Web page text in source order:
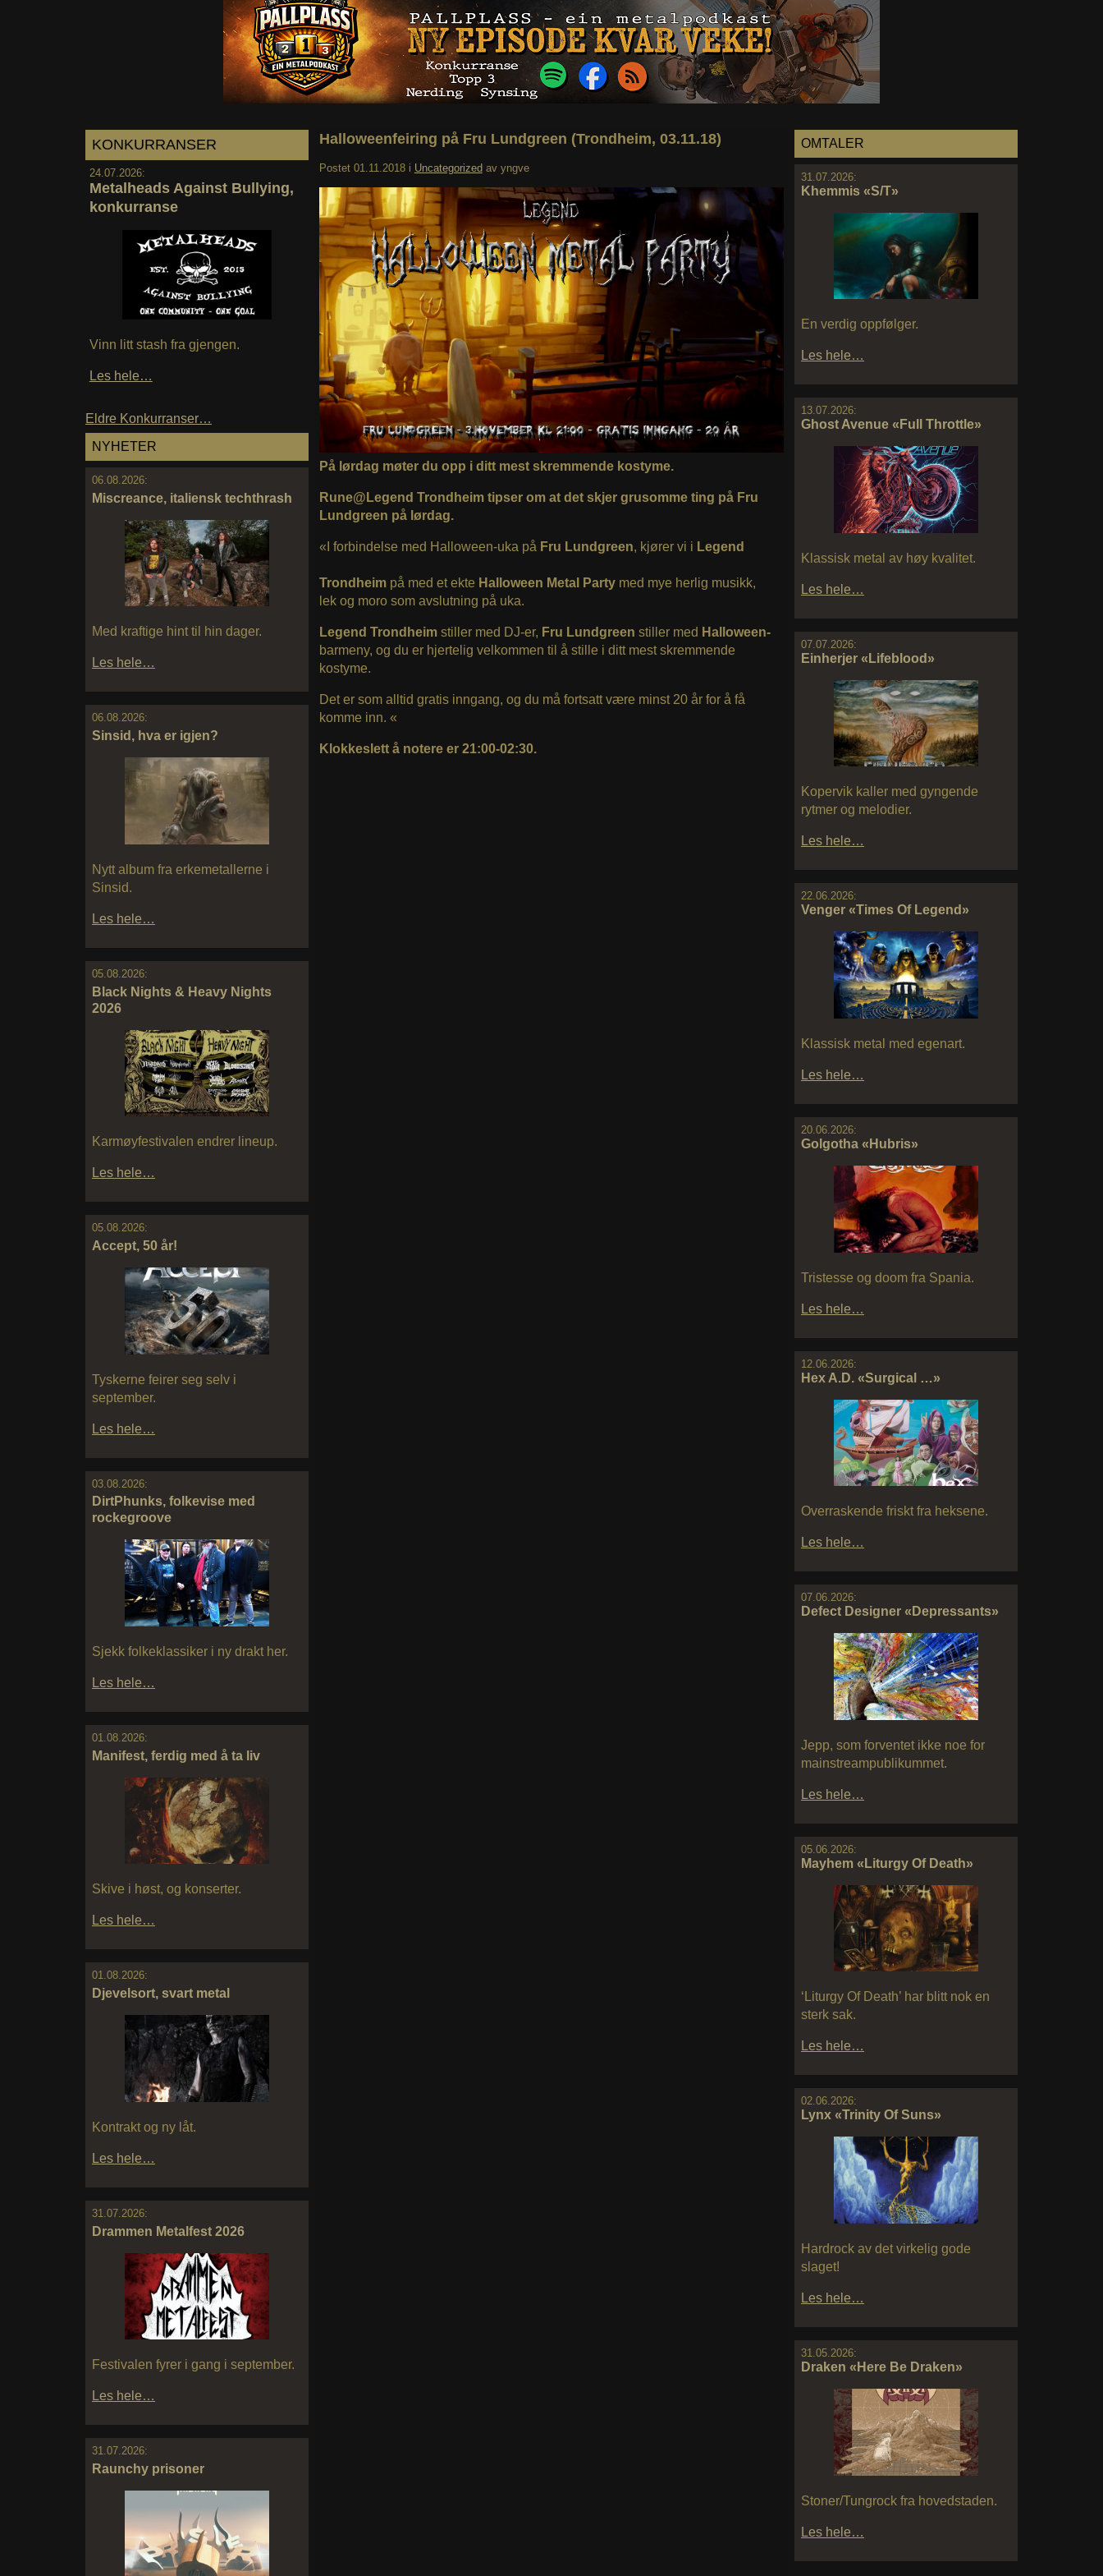
KONKURRANSER
24.07.2026:
Metalheads Against Bullying,
konkurranse
Vinn litt stash fra gjengen.
Les hele…
Eldre Konkurranser…
NYHETER
06.08.2026:
Miscreance, italiensk techthrash
Med kraftige hint til hin dager.
Les hele…
06.08.2026:
Sinsid, hva er igjen?
Nytt album fra erkemetallerne i
Sinsid.
Les hele…
05.08.2026:
Black Nights & Heavy Nights
2026
Karmøyfestivalen endrer lineup.
Les hele…
05.08.2026:
Accept, 50 år!
Tyskerne feirer seg selv i
september.
Les hele…
03.08.2026:
DirtPhunks, folkevise med
rockegroove
Sjekk folkeklassiker i ny drakt her.
Les hele…
01.08.2026:
Manifest, ferdig med å ta liv
Skive i høst, og konserter.
Les hele…
01.08.2026:
Djevelsort, svart metal
Kontrakt og ny låt.
Les hele…
31.07.2026:
Drammen Metalfest 2026
Festivalen fyrer i gang i september.
Les hele…
31.07.2026:
Raunchy prisoner
OMTALER
31.07.2026:
Khemmis «S/T»
En verdig oppfølger.
Les hele…
13.07.2026:
Ghost Avenue «Full Throttle»
Klassisk metal av høy kvalitet.
Les hele…
07.07.2026:
Einherjer «Lifeblood»
Kopervik kaller med gyngende
rytmer og melodier.
Les hele…
22.06.2026:
Venger «Times Of Legend»
Klassisk metal med egenart.
Les hele…
20.06.2026:
Golgotha «Hubris»
Tristesse og doom fra Spania.
Les hele…
12.06.2026:
Hex A.D. «Surgical …»
Overraskende friskt fra heksene.
Les hele…
07.06.2026:
Defect Designer «Depressants»
Jepp, som forventet ikke noe for
mainstreampublikummet.
Les hele…
05.06.2026:
Mayhem «Liturgy Of Death»
‘Liturgy Of Death’ har blitt nok en
sterk sak.
Les hele…
02.06.2026:
Lynx «Trinity Of Suns»
Hardrock av det virkelig gode
slaget!
Les hele…
31.05.2026:
Draken «Here Be Draken»
Stoner/Tungrock fra hovedstaden.
Les hele…
Halloweenfeiring på Fru Lundgreen (Trondheim, 03.11.18)
Postet 01.11.2018 i Uncategorized av yngve
På lørdag møter du opp i ditt mest skremmende kostyme.
Rune@Legend Trondheim tipser om at det skjer grusomme ting på Fru
Lundgreen på lørdag.
«I forbindelse med Halloween-uka på Fru Lundgreen, kjører vi i Legend
Trondheimpå med et ekte Halloween Metal Party med mye herlig musikk,
lek og moro som avslutning på uka.
Legend Trondheimstiller med DJ-er, Fru Lundgreen stiller med Halloween-
barmeny, og du er hjertelig velkommen til å stille i ditt mest skremmende
kostyme.
Det er som alltid gratis inngang, og du må fortsatt være minst 20 år for å få
komme inn. «
Klokkeslett å notere er 21:00-02:30.